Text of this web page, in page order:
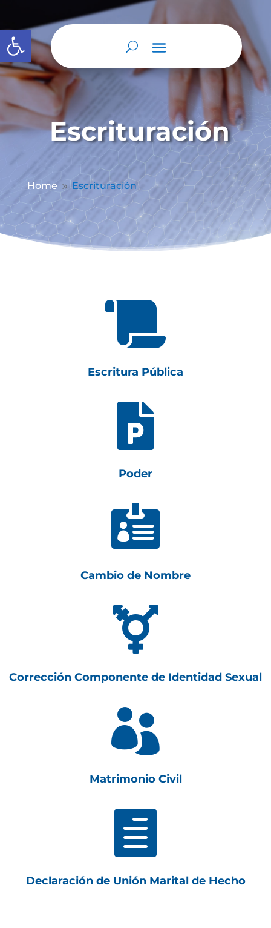
Abrir barra de herramientas
Escrituración
Home 9 Escrituración

Escritura Pública

Poder

Cambio de Nombre

Corrección Componente de Identidad Sexual

Matrimonio Civil

Declaración de Unión Marital de Hecho